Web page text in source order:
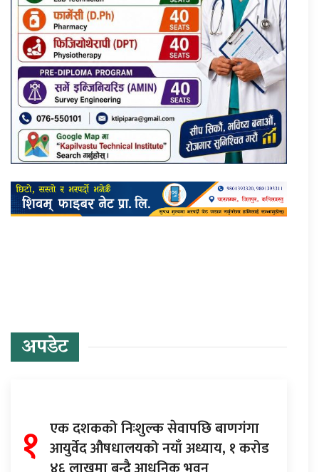
अपडेट
१ एक दशकको निःशुल्क सेवापछि बाणगंगा
आयुर्वेद औषधालयको नयाँ अध्याय, १ करोड